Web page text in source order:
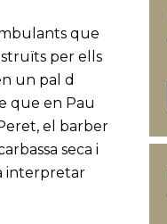
que
per ells
un pal d
que en Pau
el barber
seca i
interpretar